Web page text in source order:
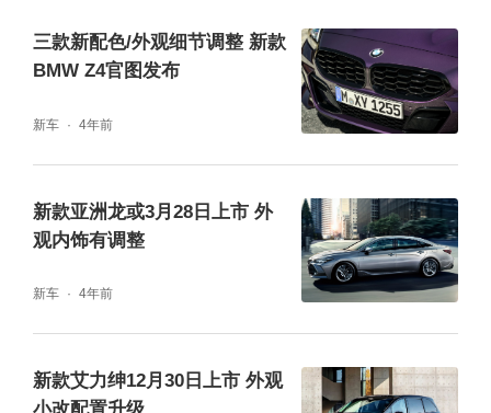
三款新配色/外观细节调整 新款
BMW Z4官图发布
新车 4年前
新款亚洲龙或3月28日上市 外
观内饰有调整
新车 4年前
新款艾力绅12月30日上市 外观